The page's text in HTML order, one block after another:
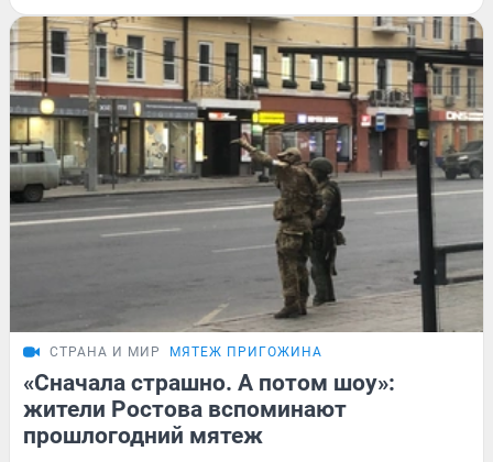
СТРАНА И МИР МЯТЕЖ ПРИГОЖИНА
«Сначала страшно. А потом шоу»:
жители Ростова вспоминают
прошлогодний мятеж